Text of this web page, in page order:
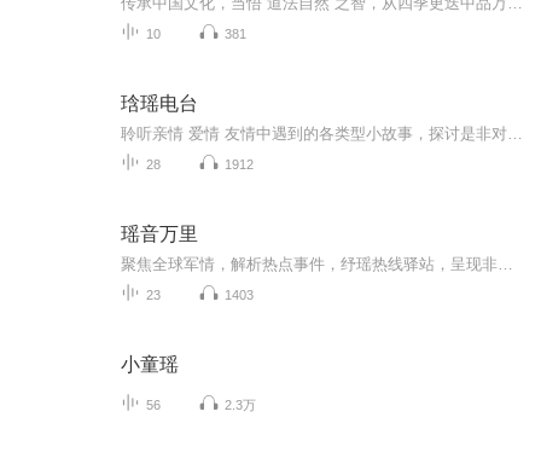
10 381
琀瑶电台
28 1912
瑶音万里
23 1403
小童瑶
56 2.3万